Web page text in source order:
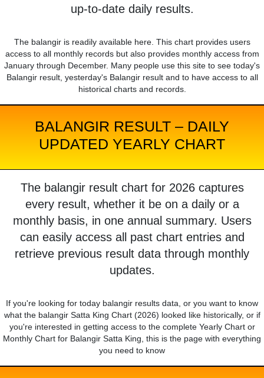
up-to-date daily results.
The balangir is readily available here. This chart provides users
access to all monthly records but also provides monthly access from
January through December. Many people use this site to see today's
Balangir result, yesterday's Balangir result and to have access to all
historical charts and records.
BALANGIR RESULT – DAILY
UPDATED YEARLY CHART
The balangir result chart for 2026 captures
every result, whether it be on a daily or a
monthly basis, in one annual summary. Users
can easily access all past chart entries and
retrieve previous result data through monthly
updates.
If you're looking for today balangir results data, or you want to know
what the balangir Satta King Chart (2026) looked like historically, or if
you're interested in getting access to the complete Yearly Chart or
Monthly Chart for Balangir Satta King, this is the page with everything
you need to know